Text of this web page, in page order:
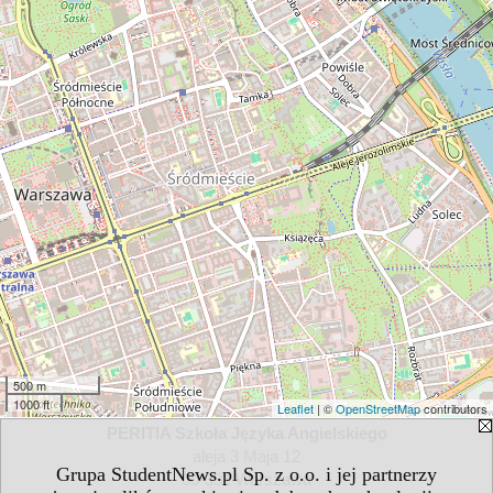
Grupa StudentNews.pl Sp. z o.o. i jej partnerzy
500 m
1000 ft
Leaflet| ©OpenStreetMapcontributors
00-391 Warszawa